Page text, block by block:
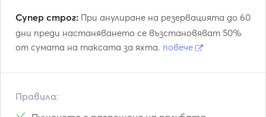
Супер строг: При анулиране на резервацията до 60
дни преди настаняването се възстановяват 50%
от сумата на таксата за яхта. повече
Правила: